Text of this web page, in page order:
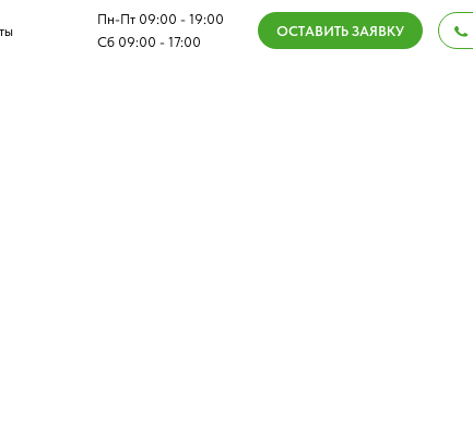
ОБРАТНЫЙ ЗВОНОК
+7 (812) 983-03-13
ОСТАВИТЬ ЗАЯВКУ
Пн-Пт 09:00 - 19:00
Сб 09:00 - 17:00